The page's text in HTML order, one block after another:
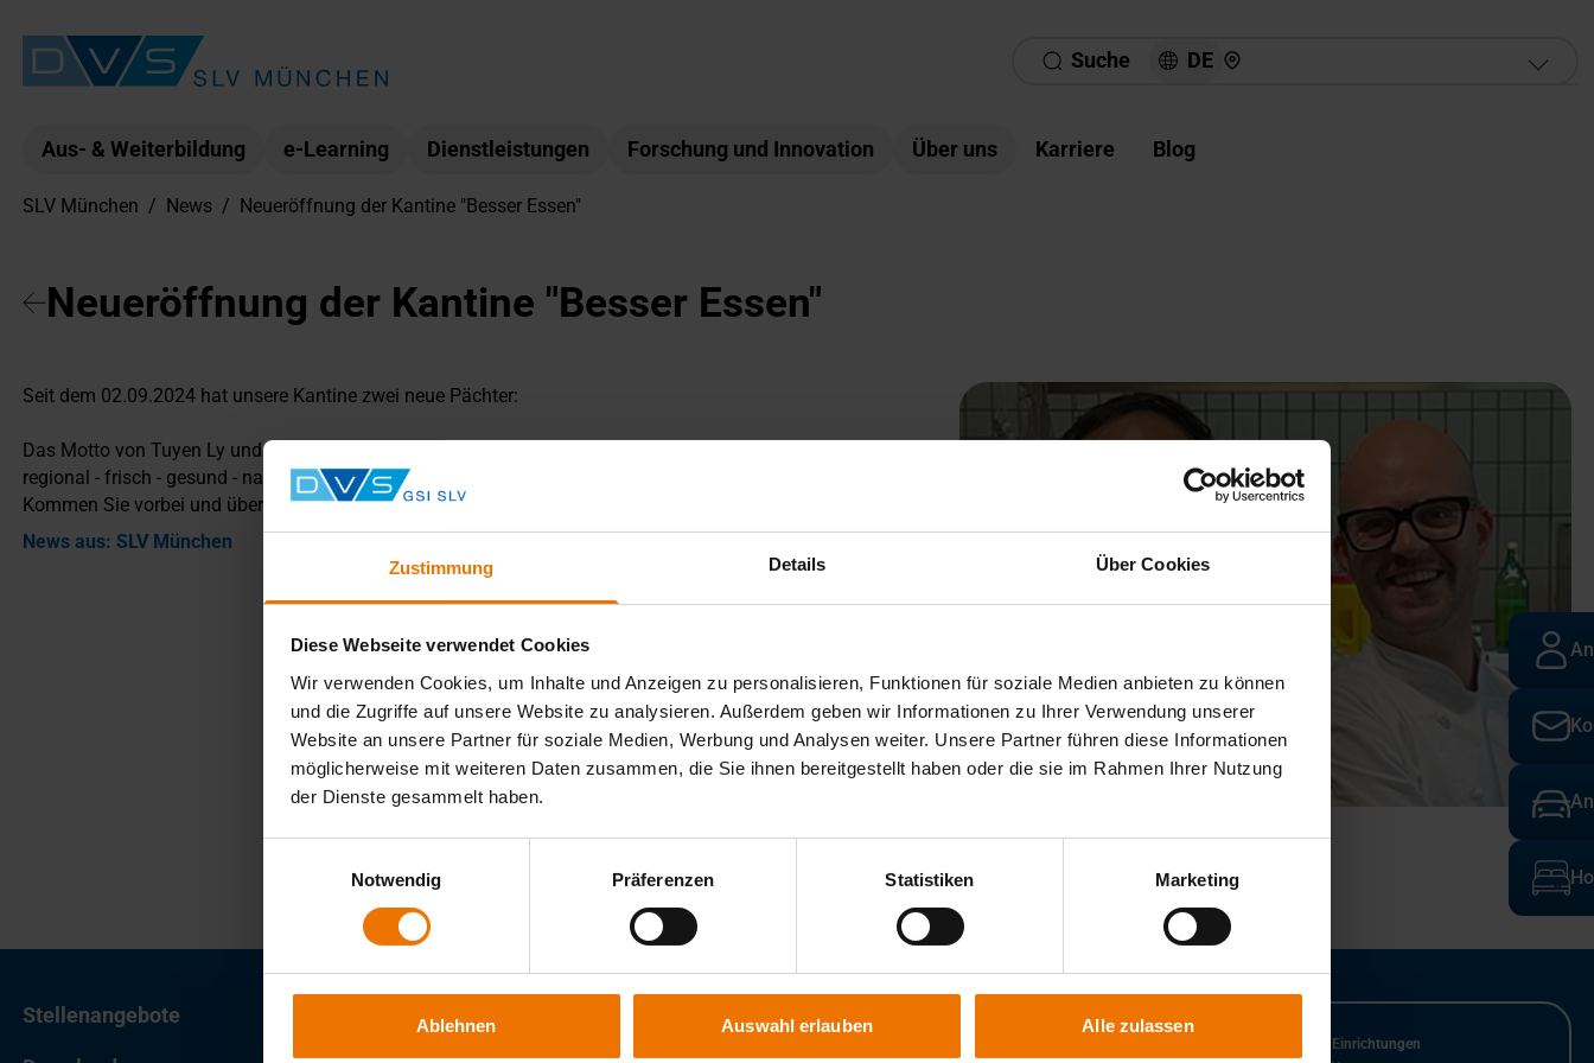
Zustimmung Details Über Cookies
Diese Webseite verwendet Cookies
Wir verwenden Cookies, um Inhalte und Anzeigen zu personalisieren, Funktionen für soziale Medien anbieten zu können
und die Zugriffe auf unsere Website zu analysieren. Außerdem geben wir Informationen zu Ihrer Verwendung unserer
Website an unsere Partner für soziale Medien, Werbung und Analysen weiter. Unsere Partner führen diese Informationen
möglicherweise mit weiteren Daten zusammen, die Sie ihnen bereitgestellt haben oder die sie im Rahmen Ihrer Nutzung
der Dienste gesammelt haben.
Notwendig
Präferenzen Statistiken Marketing
Ablehnen Auswahl erlauben Alle zulassen
Suche DE Hier finden Sie uns
Aus- & Weiterbildung e-Learning Dienstleistungen Forschung und Innovation Über uns Karriere Blog
SLV München / News / Neueröffnung der Kantine "Besser Essen"
Neueröffnung der Kantine "Besser Essen"
Seit dem 02.09.2024 hat unsere Kantine zwei neue Pächter:
Das Motto von Tuyen Ly und Maximilian Höng im "Besser Essen" lautet:
regional - frisch - gesund - nachhaltig.
Kommen Sie vorbei und überzeugen Sie sich selbst davon.
News aus: SLV München
Stellenangebote
Kooperierende Einrichtungen